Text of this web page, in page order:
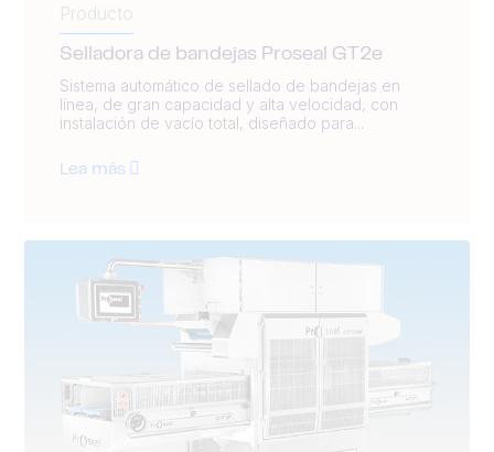
Producto
Selladora de bandejas Proseal GT2e
Sistema automático de sellado de bandejas en
línea, de gran capacidad y alta velocidad, con
instalación de vacío total, diseñado para...
Lea más